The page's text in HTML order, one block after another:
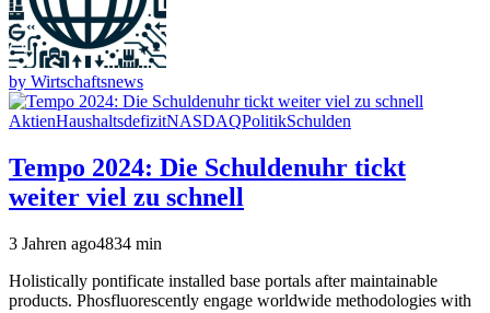
by Wirtschaftsnews
AktienHaushaltsdefizitNASDAQPolitikSchulden
Tempo 2024: Die Schuldenuhr tickt
weiter viel zu schnell
3 Jahren ago4834 min
Holistically pontificate installed base portals after maintainable
products. Phosfluorescently engage worldwide methodologies with